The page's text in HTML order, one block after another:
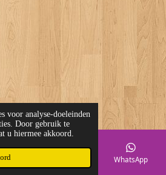
voor analyse-doeleinden
Door gebruik te
u hiermee akkoord.
WhatsApp